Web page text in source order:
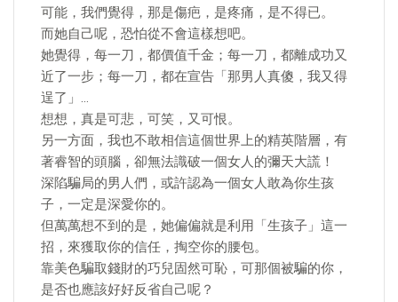
可能，我們覺得，那是傷疤，是疼痛，是不得已。
而她自己呢，恐怕從不會這樣想吧。
她覺得，每一刀，都價值千金；每一刀，都離成功又
近了一步；每一刀，都在宣告「那男人真傻，我又得
逞了」…
想想，真是可悲，可笑，又可恨。
另一方面，我也不敢相信這個世界上的精英階層，有
著睿智的頭腦，卻無法識破一個女人的彌天大謊！
深陷騙局的男人們，或許認為一個女人敢為你生孩
子，一定是深愛你的。
但萬萬想不到的是，她偏偏就是利用「生孩子」這一
招，來獲取你的信任，掏空你的腰包。
靠美色騙取錢財的巧兒固然可恥，可那個被騙的你，
是否也應該好好反省自己呢？